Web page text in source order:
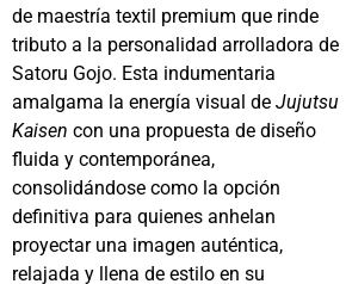
de maestría textil premium que rinde
tributo a la personalidad arrolladora de
Satoru Gojo. Esta indumentaria
amalgama la energía visual de Jujutsu
Kaisen con una propuesta de diseño
fluida y contemporánea,
consolidándose como la opción
definitiva para quienes anhelan
proyectar una imagen auténtica,
relajada y llena de estilo en su